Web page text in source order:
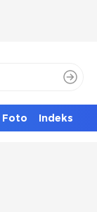
Foto Indeks